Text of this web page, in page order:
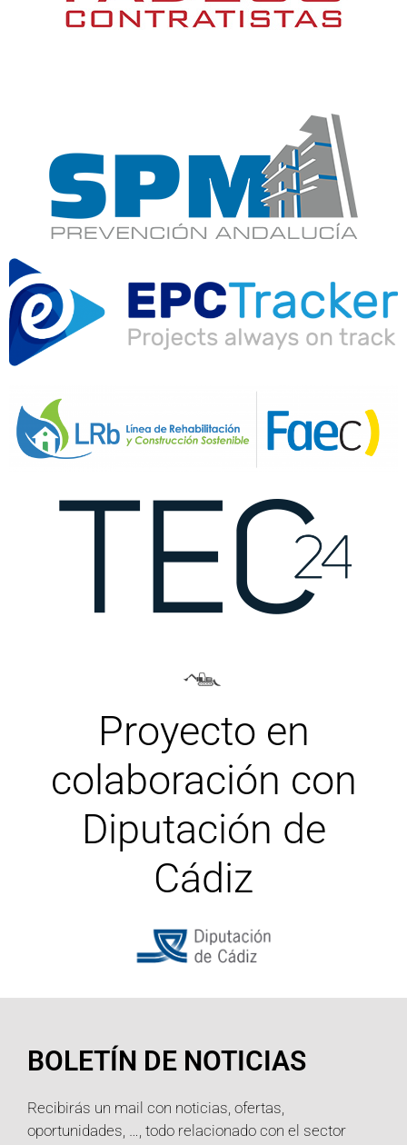
Proyecto en
colaboración con
Diputación de
Cádiz
BOLETÍN DE NOTICIAS
Recibirás un mail con noticias, ofertas,
oportunidades, …, todo relacionado con el sector